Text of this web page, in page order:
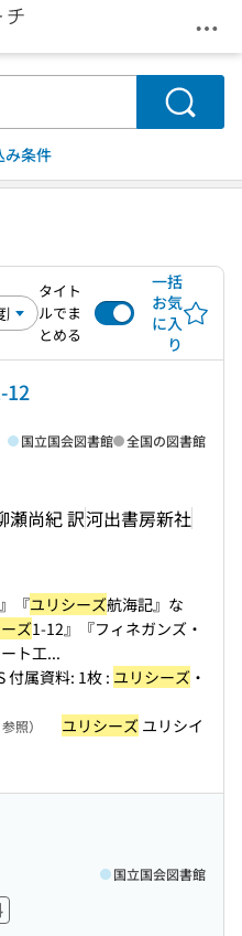
メ
検索
み条件
タイト
ルでま
とめる
一括
お気
に入
り
12
瀬尚紀 訳河出書房新社
国立国会図書館 全国の図書館
『ユリシーズ航海記』な
ズ1-12』『フィネガンズ・
ト工...
付属資料: 1枚 : ユリシーズ ・
照） ユリシーズ ユリシイ
国立国会図書館